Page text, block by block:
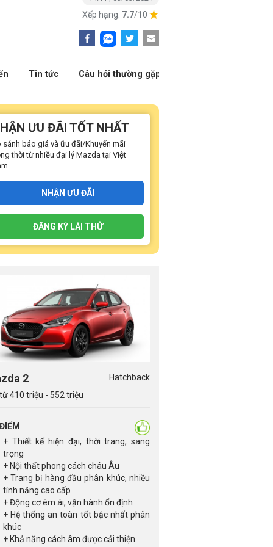
Xếp hạng: 7.7/10
Tin tức Câu hỏi thường gặp
ƯU ĐÃI TỐT NHẤT
sánh báo giá và ữu đãi/Khuyến mãi
thời từ nhiều đại lý Mazda tại Việt
NHẬN ƯU ĐÃI
ĐĂNG KÝ LÁI THỬ
2
Hatchback
410 triệu - 552 triệu
+ Thiết kế hiện đại, thời trang, sang
trọng
+ Nội thất phong cách châu Âu
+ Trang bị hàng đầu phân khúc, nhiều
tính năng cao cấp
+ Động cơ êm ái, vận hành ổn định
+ Hệ thống an toàn tốt bậc nhất phân
khúc
+ Khả năng cách âm được cải thiện